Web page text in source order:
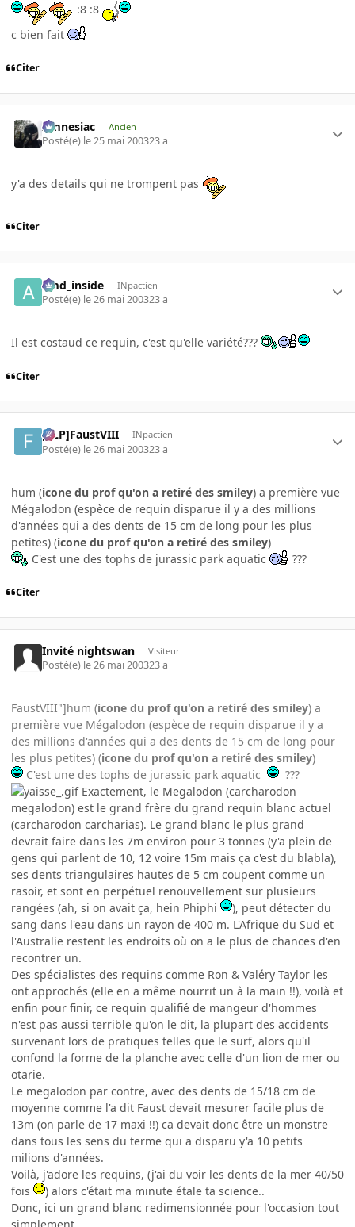
:8 :8
c bien fait
Citer
Amnesiac Ancien
Posté(e) le 25 mai 200323 a
y'a des details qui ne trompent pas
Citer
amd_inside INpactien
Posté(e) le 26 mai 200323 a
Il est costaud ce requin, c'est qu'elle variété???
Citer
[FLP]FaustVIII INpactien
Posté(e) le 26 mai 200323 a
hum (icone du prof qu'on a retiré des smiley) a première vue
Mégalodon (espèce de requin disparue il y a des millions
d'années qui a des dents de 15 cm de long pour les plus
petites) (icone du prof qu'on a retiré des smiley)
C'est une des tophs de jurassic park aquatic
???
Citer
Invité nightswan Visiteur
Posté(e) le 26 mai 200323 a
FaustVIII"]hum (icone du prof qu'on a retiré des smiley) a
première vue Mégalodon (espèce de requin disparue il y a
des millions d'années qui a des dents de 15 cm de long pour
les plus petites) (icone du prof qu'on a retiré des smiley)
C'est une des tophs de jurassic park aquatic
???
Exactement, le Megalodon (carcharodon
megalodon) est le grand frère du grand requin blanc actuel
(carcharodon carcharias). Le grand blanc le plus grand
devrait faire dans les 7m environ pour 3 tonnes (y'a plein de
gens qui parlent de 10, 12 voire 15m mais ça c'est du blabla),
ses dents triangulaires hautes de 5 cm coupent comme un
rasoir, et sont en perpétuel renouvellement sur plusieurs
rangées (ah, si on avait ça, hein Phiphi
), peut détecter du
sang dans l'eau dans un rayon de 400 m. L'Afrique du Sud et
l'Australie restent les endroits où on a le plus de chances d'en
recontrer un.
Des spécialistes des requins comme Ron & Valéry Taylor les
ont approchés (elle en a même nourrit un à la main !!), voilà et
enfin pour finir, ce requin qualifié de mangeur d'hommes
n'est pas aussi terrible qu'on le dit, la plupart des accidents
survenant lors de pratiques telles que le surf, alors qu'il
confond la forme de la planche avec celle d'un lion de mer ou
otarie.
Le megalodon par contre, avec des dents de 15/18 cm de
moyenne comme l'a dit Faust devait mesurer facile plus de
13m (on parle de 17 maxi !!) ca devait donc être un monstre
dans tous les sens du terme qui a disparu y'a 10 petits
milions d'années.
Voilà, j'adore les requins, (j'ai du voir les dents de la mer 40/50
fois
) alors c'était ma minute étale ta science..
Donc, ici un grand blanc redimensionnée pour l'occasion tout